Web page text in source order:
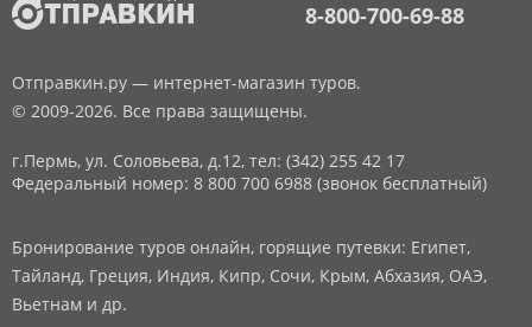
8-800-700-69-88
Отправкин.ру — интернет-магазин туров.
© 2009-2026. Все права защищены.
г.Пермь, ул. Соловьева, д.12, тел: (342) 255 42 17
Федеральный номер: 8 800 700 6988 (звонок бесплатный)
Бронирование туров онлайн, горящие путевки: Египет,
Тайланд, Греция, Индия, Кипр, Сочи, Крым, Абхазия, ОАЭ,
Вьетнам и др.